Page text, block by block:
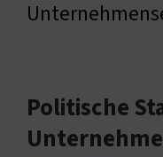
Politische